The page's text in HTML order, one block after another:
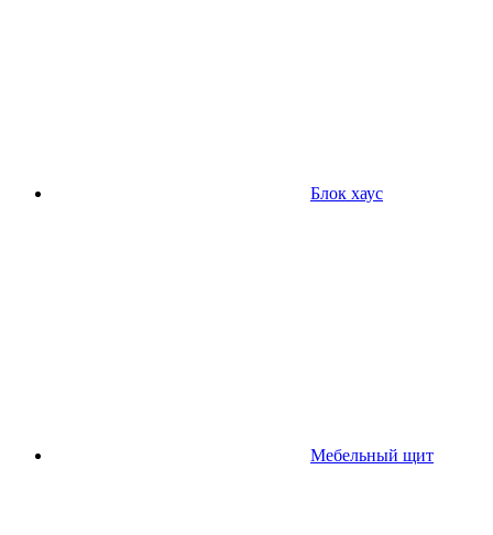
Блок хаус
Мебельный щит